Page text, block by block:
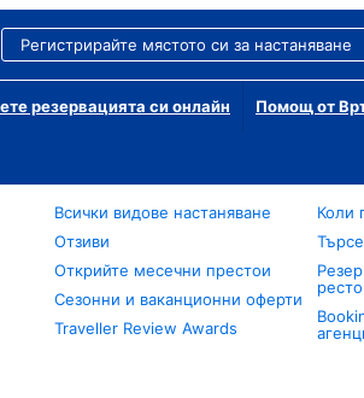
Регистрирайте мястото си за настаняване
резервацията си онлайн Помощ от
Всички видове настаняване
Отзиви
Открийте месечни престои
Сезонни и ваканционни оферти
Traveller Review Awards
Коли